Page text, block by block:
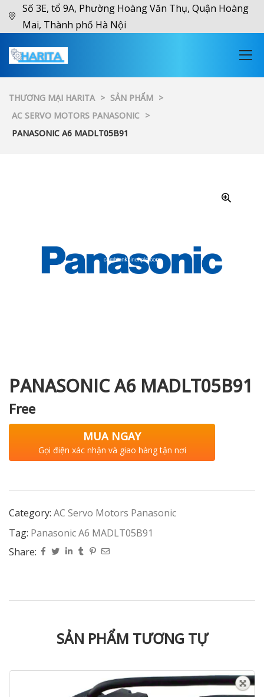
Số 3E, tổ 9A, Phường Hoàng Văn Thụ, Quận Hoàng
Mai, Thành phố Hà Nội
THƯƠNG MẠI HARITA > SẢN PHẨM >
AC SERVO MOTORS PANASONIC >
PANASONIC A6 MADLT05B91
PANASONIC A6 MADLT05B91
Free
MUA NGAY
Gọi điện xác nhận và giao hàng tận nơi
Category: AC Servo Motors Panasonic
Tag: Panasonic A6 MADLT05B91
Share:
SẢN PHẨM TƯƠNG TỰ